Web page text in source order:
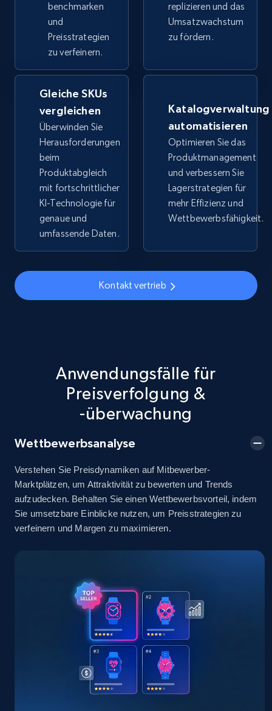
URL, Title, Available, Description, Currency, Initial
price, Final price, Discount percent, and more.
5.4K+ 668+
TikTok Shop - Collect TikTok shop products
by keywords search
URL, Title, Available, Description, Currency, Initial
price, Final price, Discount percent, and more.
5.4K+ 668+ Jetzt anfangen
price, Final price, Discount percent, and more.
Amazon sellers info
Seller id, URL, Seller name, Description, Detailed
info, Stars, Feedbacks, Return policy, and more.
2.5K+ 378+
eBay
URL, Product id, Title, Seller name, Seller rating,
359+
eBay - Gather data on products using
specified keywords
URL, Product id, Title, Seller name, Seller rating,
Seller reviews, Breadcrumbs, Root category, and
benchmarken
und
Preisstrategien
zu verfeinern.
replizieren und das
Umsatzwachstum
zu fördern.
Gleiche SKUs
vergleichen
Überwinden Sie
Herausforderungen
beim
Produktabgleich
mit fortschrittlicher
KI-Technologie für
genaue und
umfassende Daten.
Katalogverwaltung
automatisieren
Optimieren Sie das
Produktmanagement
und verbessern Sie
Lagerstrategien für
mehr Effizienz und
Wettbewerbsfähigkeit.
Kontakt vertrieb
Anwendungsfälle für
Preisverfolgung &
-überwachung
Wettbewerbsanalyse
Verstehen Sie Preisdynamiken auf Mitbewerber-
Marktplätzen, um Attraktivität zu bewerten und Trends
aufzudecken. Behalten Sie einen Wettbewerbsvorteil, indem
Sie umsetzbare Einblicke nutzen, um Preisstrategien zu
verfeinern und Margen zu maximieren.